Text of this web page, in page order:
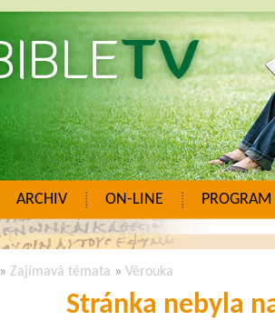
ARCHIV ON-LINE PROGRAM
»Zajímavá témata » Věrouka
Stránka nebyla